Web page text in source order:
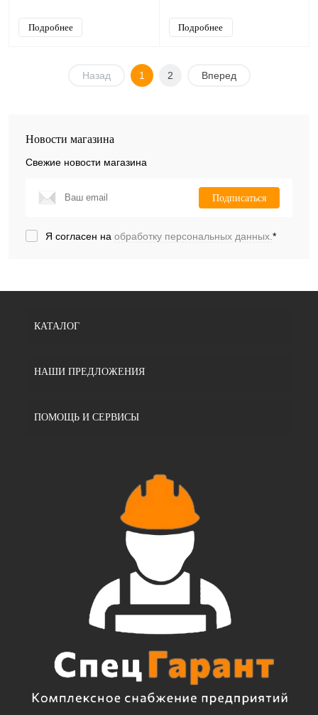
Подробнее Подробнее
Назад 1 2 Вперед
Новости магазина
Свежие новости магазина
Подписаться
Я согласен на обработку персональных данных.*
КАТАЛОГ
НАШИ ПРЕДЛОЖЕНИЯ
ПОМОЩЬ И СЕРВИСЫ